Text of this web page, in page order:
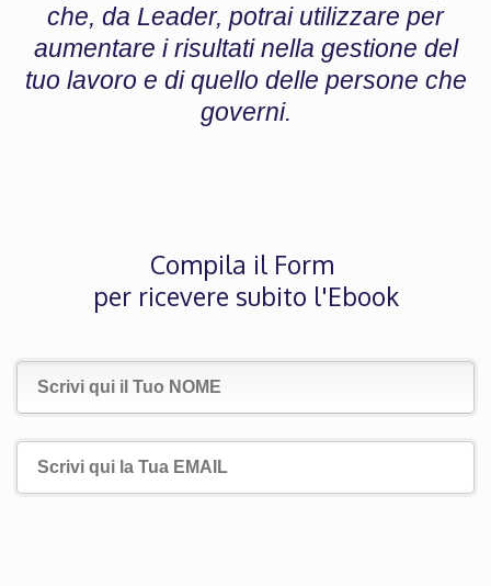
che, da Leader, potrai utilizzare per
aumentare i risultati nella gestione del
tuo lavoro e di quello delle persone che
governi.
Compila il Form
per ricevere subito l'Ebook